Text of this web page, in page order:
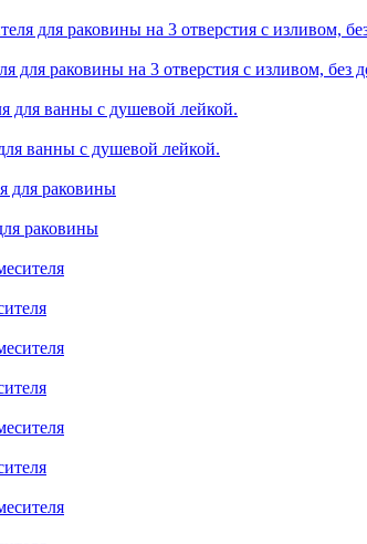
для раковины на 3 отверстия с изливом, без
ванны с душевой лейкой.
раковины